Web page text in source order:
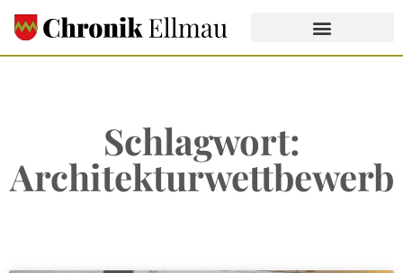
Schlagwort:
Architekturwettbewerb